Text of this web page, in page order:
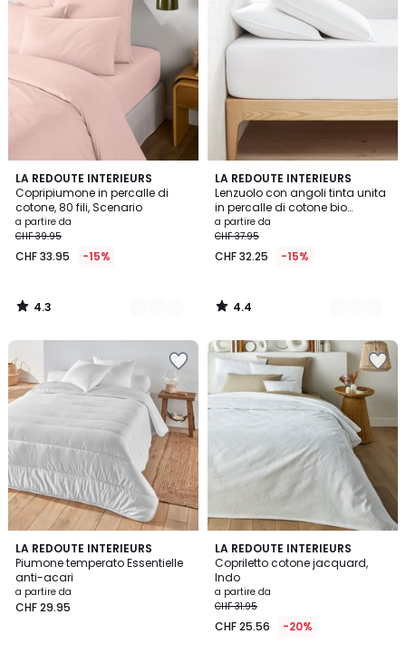
LA REDOUTE INTERIEURS
Copripiumone in percalle di
cotone, 80 fili, Scenario
a partire da
CHF 39.95
CHF 33.95 -15%
4.3
/ 5
22
Colori
4.3
/
LA REDOUTE INTERIEURS
Lenzuolo con angoli tinta unita
in percalle di cotone bio
Scenario
a partire da
CHF 37.95
CHF 32.25 -15%
4.4
/ 5
14
Colori
4.4
/
LA REDOUTE INTERIEURS
Piumone temperato Essentielle
anti-acari
a partire da
CHF 29.95
4.6
/ 5
LA REDOUTE INTERIEURS
Copriletto cotone jacquard,
Indo
a partire da
CHF 31.95
CHF 25.56 -20%
4.1
/ 5
6
Colori